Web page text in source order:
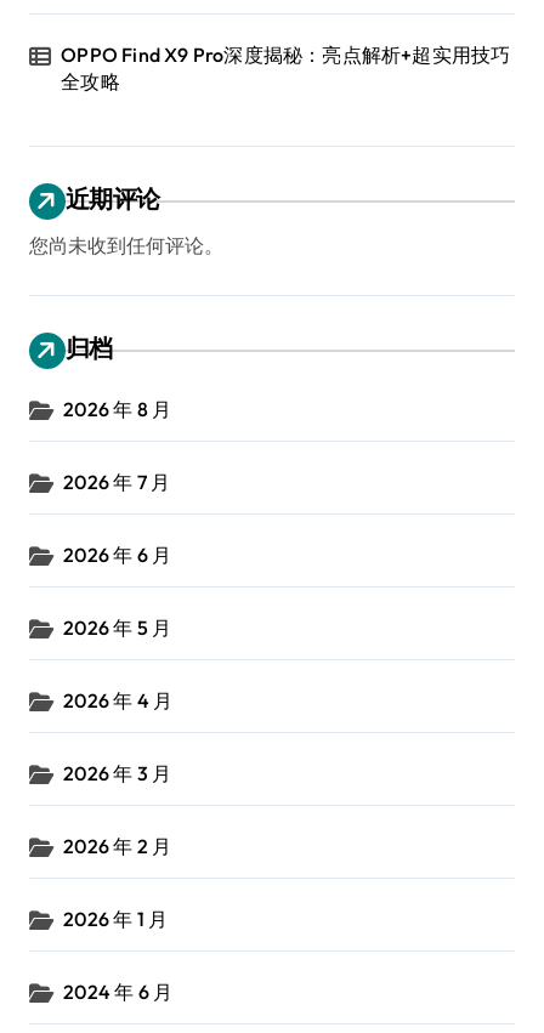
OPPO Find X9 Pro深度揭秘：亮点解析+超实用技巧
全攻略
近期评论
您尚未收到任何评论。
归档
2026 年 8 月
2026 年 7 月
2026 年 6 月
2026 年 5 月
2026 年 4 月
2026 年 3 月
2026 年 2 月
2026 年 1 月
2024 年 6 月